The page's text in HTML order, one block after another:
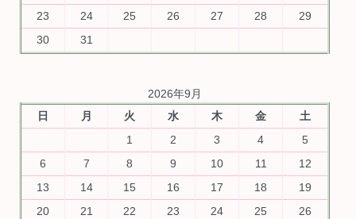
23
24 25 26 27 28
29
30
31
2026年9月
日
月 火 水 木 金
土
1
2 3 4
5
6
7 8 9 10 11
12
13
14 15 16 17 18
19
20
21 22 23 24 25
26